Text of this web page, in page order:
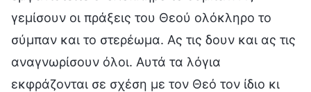
γεμίσουν οι πράξεις του Θεού ολόκληρο το
σύμπαν και το στερέωμα. Ας τις δουν και ας τις
αναγνωρίσουν όλοι. Αυτά τα λόγια
εκφράζονται σε σχέση με τον Θεό τον ίδιο κι